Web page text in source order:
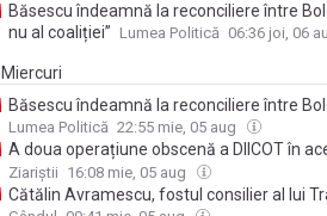
Băsescu îndeamnă la reconciliere între
nu al coaliției” Lumea Politică 06:36 joi, 06
Miercuri
Băsescu îndeamnă la reconciliere între
Lumea Politică 22:55 mie, 05 aug
A doua operațiune obscenă a DIICOT în
Un fost consilier al lui Băsescu a fost
răzbunării fostei sale partenere.
Ziariștii 16:08 mie, 05 aug
Cătălin Avramescu, fostul consilier al lui